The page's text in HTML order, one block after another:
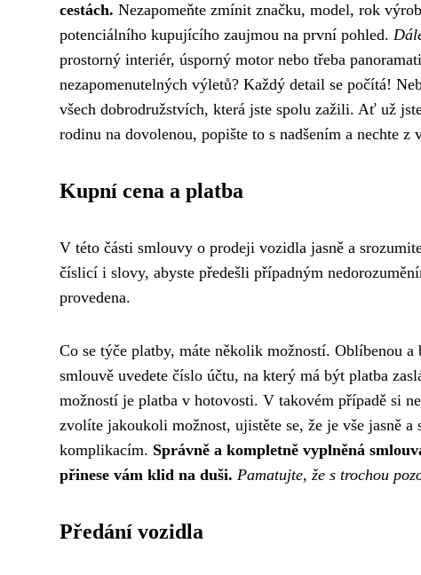
cestách. Nezapomeňte zmínit značku, model, rok
potenciálního kupujícího zaujmou na první pohled.
prostorný interiér, úsporný motor nebo třeba
nezapomenutelných výletů? Každý detail se počítá!
všech dobrodružstvích, která jste spolu zažili. Ať už
rodinu na dovolenou, popište to s nadšením a nechte
Kupní cena a platba
V této části smlouvy o prodeji vozidla jasně a
číslicí i slovy, abyste předešli případným
provedena.
Co se týče platby, máte několik možností. Oblíbenou
smlouvě uvedete číslo účtu, na který má být platba
možností je platba v hotovosti. V takovém případě si
zvolíte jakoukoli možnost, ujistěte se, že je vše jasně
komplikacím. Správně a kompletně vyplněná
přinese vám klid na duši. Pamatujte, že s trochou
Předání vozidla